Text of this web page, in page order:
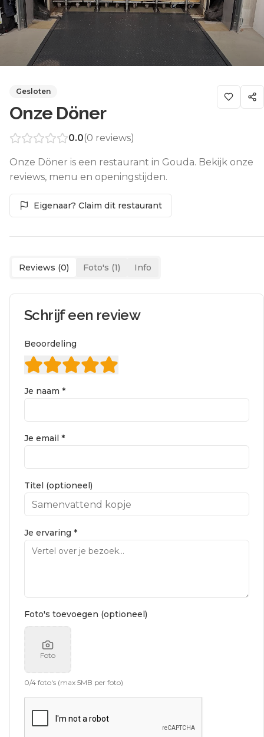
Gesloten
Onze Döner
0.0(0 reviews)
Onze Döner is een restaurant in Gouda. Bekijk onze
reviews, menu en openingstijden.
Eigenaar? Claim dit restaurant
Reviews (0) Foto's (1) Info
Schrijf een review
Beoordeling
Je naam *
Je email *
Titel (optioneel)
Je ervaring *
Foto's toevoegen (optioneel)
Foto
0/4 foto's (max 5MB per foto)